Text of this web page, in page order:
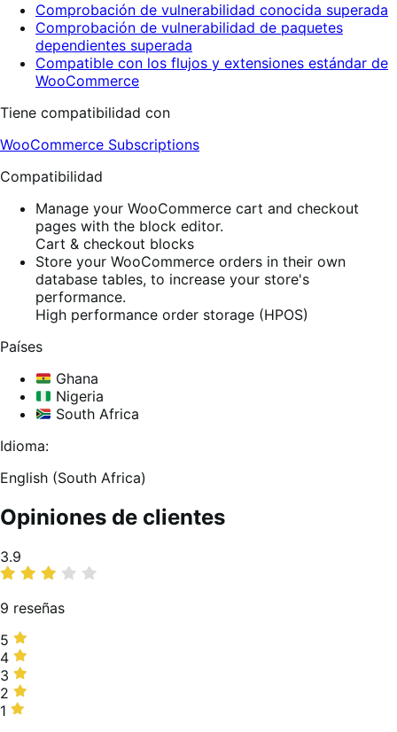
Comprobación de vulnerabilidad conocida superada
Comprobación de vulnerabilidad de paquetes
dependientes superada
Compatible con los flujos y extensiones estándar de
WooCommerce
Tiene compatibilidad con
WooCommerce Subscriptions
Compatibilidad
Manage your WooCommerce cart and checkout
pages with the block editor.
Cart & checkout blocks
Store your WooCommerce orders in their own
database tables, to increase your store's
performance.
High performance order storage (HPOS)
Países
Ghana
Nigeria
South Africa
Idioma:
English (South Africa)
Opiniones de clientes
Promedio
de
3.9
9 reseñas
5
estrellas,
67 %
de
valoraciones
5
4
estrellas,
0 %
de
4
3
estrellas,
0 %
3
2
estrellas,
2
1
1